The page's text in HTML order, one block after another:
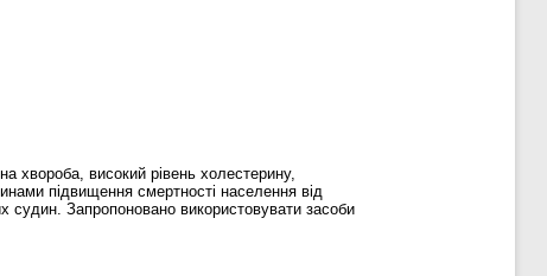
хвороба, високий рівень холестерину,
підвищення смертності населення від
Запропоновано використовувати засоби